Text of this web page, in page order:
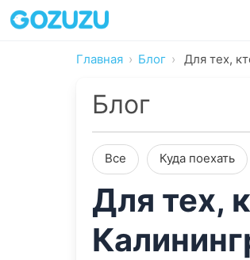
Главная Блог Для тех,
Блог
Все Куда поехать
Для тех,